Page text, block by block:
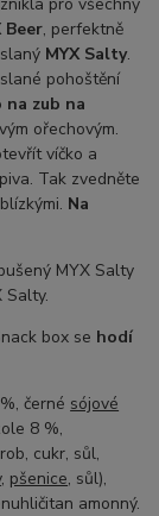
Beer, perfektně
MYX Salty.
pohoštění
na zub na
ořechovým.
víčko a
Tak zvedněte
Na
MYX Salty
Salty.
box se hodí
černé sójové
8 %,
cukr, sůl,
, pšenice, sůl),
amonný.